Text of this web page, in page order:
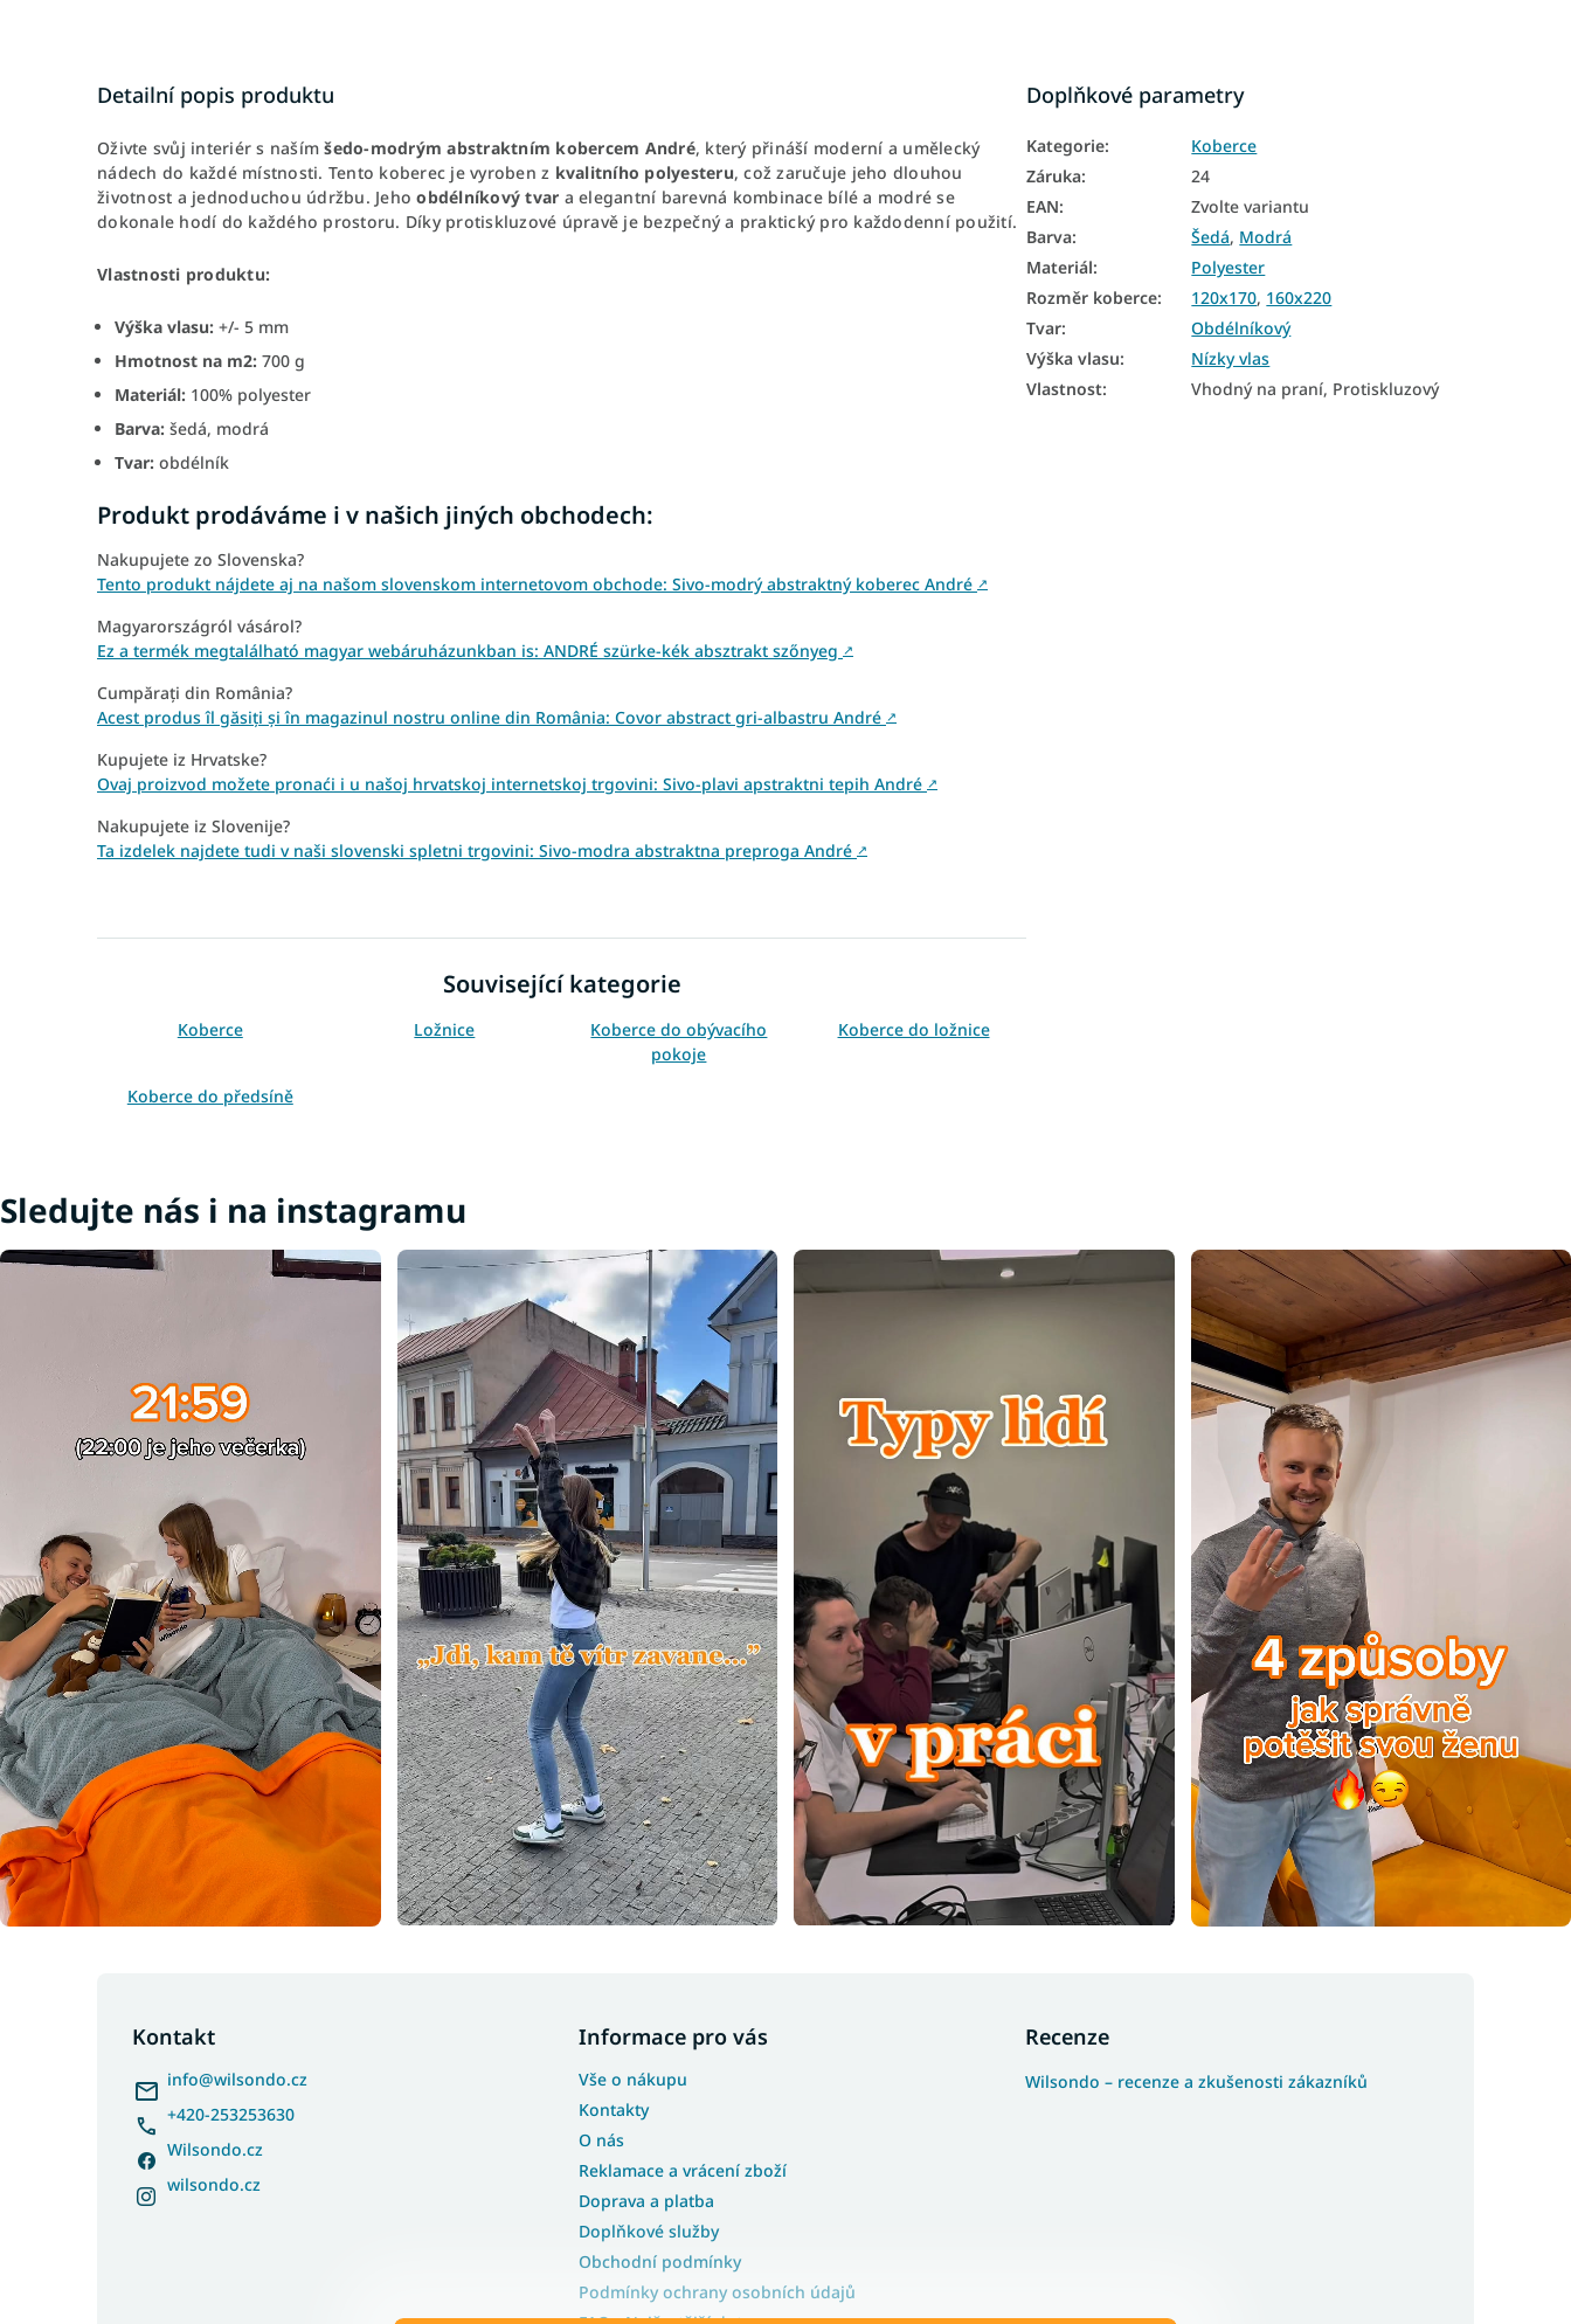
Detailní popis produktu
Oživte svůj interiér s našímšedo-modrým abstraktním kobercem André, který přináší moderní a umělecký
nádech do každé místnosti. Tento koberec je vyroben z kvalitního polyesteru, což zaručuje jeho dlouhou
životnost a jednoduchou údržbu. Jehoobdélníkový tvar a elegantní barevná kombinace bílé a modré se
dokonale hodí do každého prostoru. Díky protiskluzové úpravě je bezpečný a praktický pro každodenní použití.
Vlastnosti produktu:
Výška vlasu: +/- 5 mm
Hmotnost na m2: 700 g
Materiál: 100% polyester
Barva: šedá, modrá
Tvar: obdélník
Produkt prodáváme i v našich jiných obchodech:
Nakupujete zo Slovenska?
Tento produkt nájdete aj na našom slovenskom internetovom obchode: Sivo-modrý abstraktný koberec André ↗
Magyarországról vásárol?
Ez a termék megtalálható magyar webáruházunkban is: ANDRÉ szürke-kék absztrakt szőnyeg ↗
Cumpărați din România?
Acest produs îl găsiți și în magazinul nostru online din România: Covor abstract gri-albastru André ↗
Kupujete iz Hrvatske?
Ovaj proizvod možete pronaći i u našoj hrvatskoj internetskoj trgovini: Sivo-plavi apstraktni tepih André ↗
Nakupujete iz Slovenije?
Ta izdelek najdete tudi v naši slovenski spletni trgovini: Sivo-modra abstraktna preproga André ↗
Související kategorie
Koberce Ložnice
Koberce do obývacího
pokoje
Koberce do ložnice
Koberce do předsíně
Doplňkové parametry
Kategorie:
Koberce
Záruka:
24
EAN:
Zvolte variantu
Barva: Šedá, Modrá
Materiál:
Polyester
Rozměr koberce: 120x170, 160x220
Tvar:
Obdélníkový
Výška vlasu:
Nízky vlas
Vlastnost: Vhodný na praní, Protiskluzový
Sledujte nás i na instagramu
Kontakt
info@wilsondo.cz
+420-253253630
Wilsondo.cz
wilsondo.cz
Informace pro vás
Vše o nákupu
Kontakty
O nás
Reklamace a vrácení zboží
Doprava a platba
Doplňkové služby
Obchodní podmínky
Podmínky ochrany osobních údajů
Recenze
Wilsondo – recenze a zkušenosti zákazníků